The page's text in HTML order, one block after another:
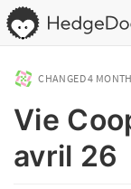
CHANGED4
Vie
avril 26